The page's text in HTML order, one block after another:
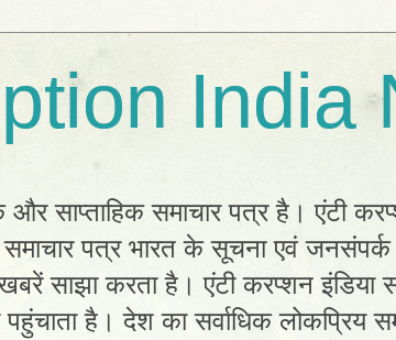
India
और साप्ताहिक समाचार पत्र है। एंटी
पत्र भारत के सूचना एवं
साझा करता है। एंटी करप्शन इंडिया
है। देश का सर्वाधिक लोकप्रिय